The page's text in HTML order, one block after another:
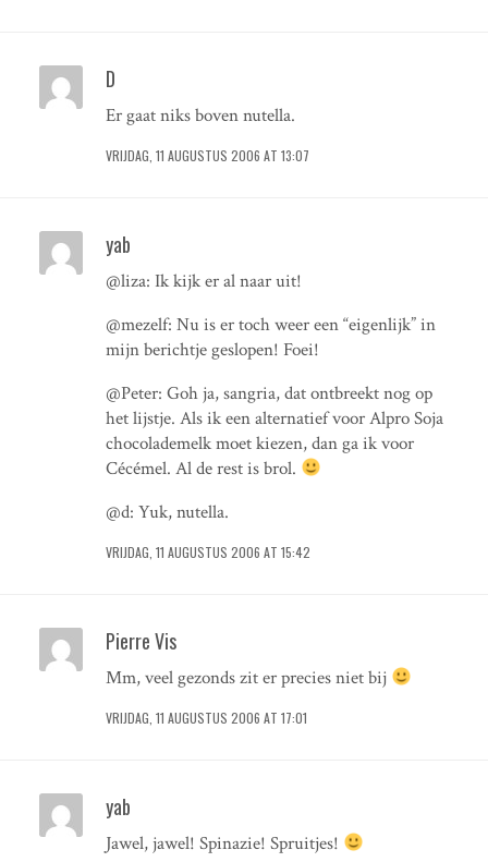
D
Er gaat niks boven nutella.
VRIJDAG, 11 AUGUSTUS 2006 AT 13:07
yab
@liza: Ik kijk er al naar uit!
@mezelf: Nu is er toch weer een “eigenlijk” in
mijn berichtje geslopen! Foei!
@Peter: Goh ja, sangria, dat ontbreekt nog op
het lijstje. Als ik een alternatief voor Alpro Soja
chocolademelk moet kiezen, dan ga ik voor
Cécémel. Al de rest is brol.
@d: Yuk, nutella.
VRIJDAG, 11 AUGUSTUS 2006 AT 15:42
Pierre Vis
Mm, veel gezonds zit er precies niet bij
VRIJDAG, 11 AUGUSTUS 2006 AT 17:01
yab
Jawel, jawel! Spinazie! Spruitjes!